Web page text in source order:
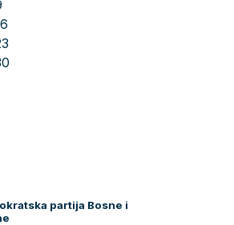
partija Bosne i